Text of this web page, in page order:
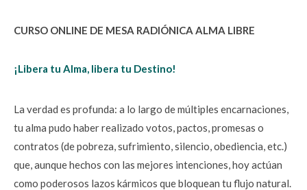
CURSO ONLINE DE MESA RADIÓNICA ALMA LIBRE
¡Libera tu Alma, libera tu Destino!
La verdad es profunda: a lo largo de múltiples encarnaciones,
tu alma pudo haber realizado votos, pactos, promesas o
contratos (de pobreza, sufrimiento, silencio, obediencia, etc.)
que, aunque hechos con las mejores intenciones, hoy actúan
como poderosos lazos kármicos que bloquean tu flujo natural.